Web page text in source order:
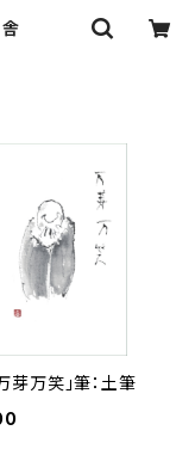
芽万笑」筆：土筆